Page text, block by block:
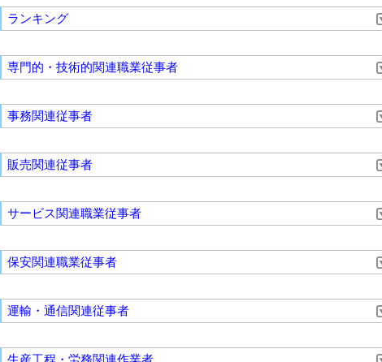
ランキング
専門的・技術的関連職業従事者
事務関連従事者
販売関連従事者
サービス関連職業従事者
保安関連職業従事者
運輸・通信関連従事者
生産工程・労務関連作業者